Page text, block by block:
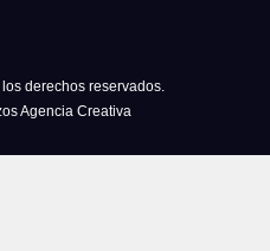
derechos reservados.
Agencia Creativa